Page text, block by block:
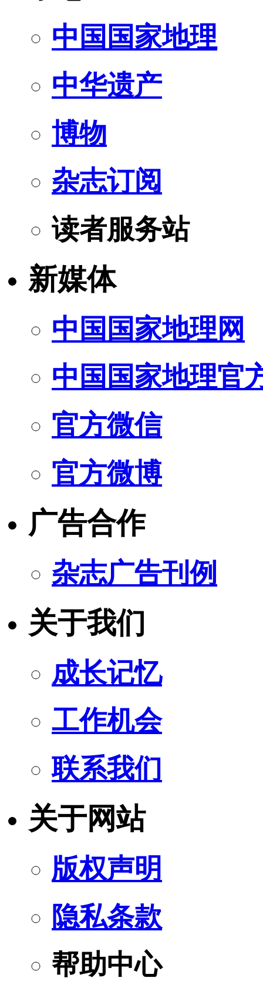
中国国家地理
中华遗产
博物
杂志订阅
读者服务站
新媒体
中国国家地理网
中国国家地理官
官方微信
官方微博
广告合作
杂志广告刊例
关于我们
成长记忆
工作机会
联系我们
关于网站
版权声明
隐私条款
帮助中心